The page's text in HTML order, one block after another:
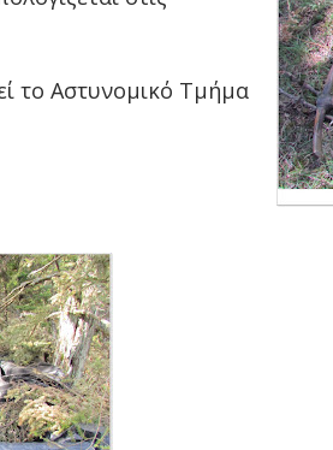
το Αστυνομικό Τμήμα